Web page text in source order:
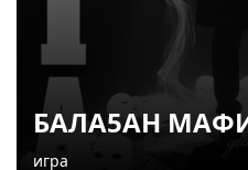
БАЛА5АН
игра